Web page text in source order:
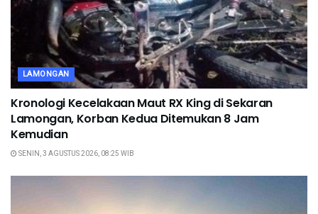
LAMONGAN
Kronologi Kecelakaan Maut RX King di Sekaran
Lamongan, Korban Kedua Ditemukan 8 Jam
Kemudian
SENIN, 3 AGUSTUS 2026, 08:25 WIB